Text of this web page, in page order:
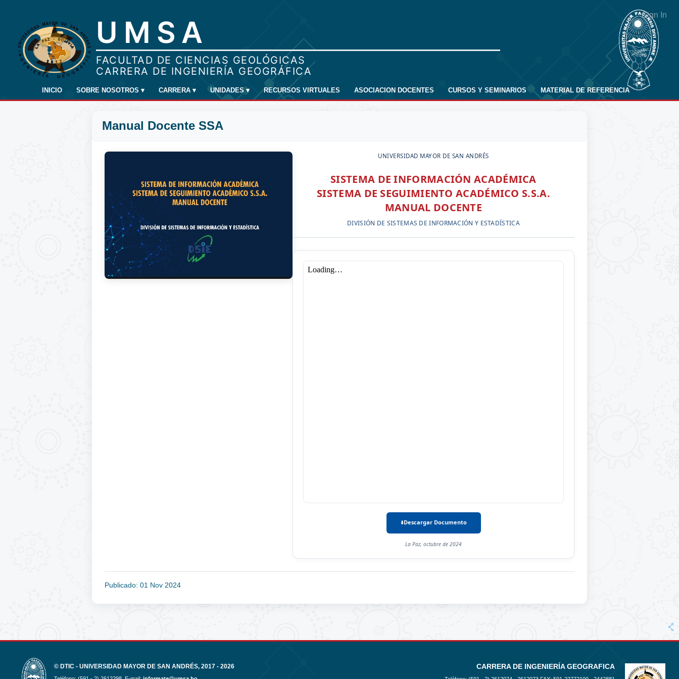
Sign In
INICIO SOBRE NOSOTROS ▾ CARRERA ▾ UNIDADES ▾ RECURSOS VIRTUALES ASOCIACION DOCENTES CURSOS Y SEMINARIOS MATERIAL DE REFERENCIA
Manual Docente SSA
UNIVERSIDAD MAYOR DE SAN ANDRÉS
SISTEMA DE INFORMACIÓN ACADÉMICA
SISTEMA DE SEGUIMIENTO ACADÉMICO S.S.A.
MANUAL DOCENTE
DIVISIÓN DE SISTEMAS DE INFORMACIÓN Y ESTADÍSTICA
Descargar Documento
La Paz, octubre de 2024
Publicado: 01 Nov 2024
© DTIC - UNIVERSIDAD MAYOR DE SAN ANDRÉS, 2017 - 2026 CARRERA DE INGENIERÍA GEOGRAFICA